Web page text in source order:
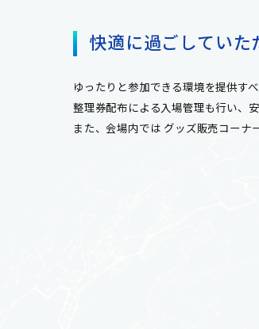
快適に過ごしていた
ゆったりと参加できる環境を提供す
整理券配布による入場管理も行い、
また、会場内では グッズ販売コーナ